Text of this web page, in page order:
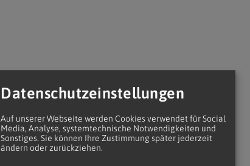
Datenschutzeinstellungen
Auf unserer Webseite werden Cookies verwendet für Social
Media, Analyse, systemtechnische Notwendigkeiten und
Sonstiges. Sie können Ihre Zustimmung später jederzeit
ändern oder zurückziehen.